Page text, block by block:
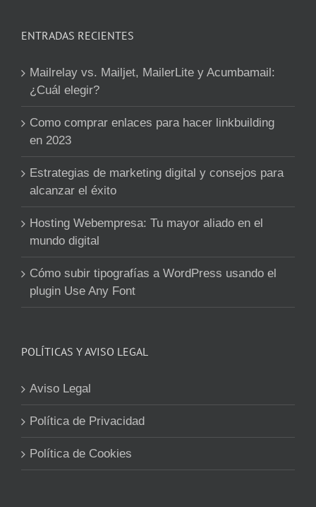
ENTRADAS RECIENTES
Mailrelay vs. Mailjet, MailerLite y Acumbamail:
¿Cuál elegir?
Como comprar enlaces para hacer linkbuilding
en 2023
Estrategias de marketing digital y consejos para
alcanzar el éxito
Hosting Webempresa: Tu mayor aliado en el
mundo digital
Cómo subir tipografías a WordPress usando el
plugin Use Any Font
POLÍTICAS Y AVISO LEGAL
Aviso Legal
Política de Privacidad
Política de Cookies